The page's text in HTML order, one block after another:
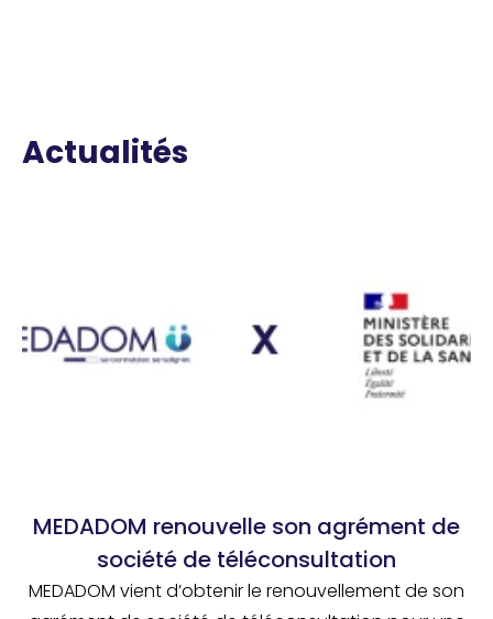
Actualités
MEDADOM renouvelle son agrément de
société de téléconsultation
MEDADOM vient d’obtenir le renouvellement de son